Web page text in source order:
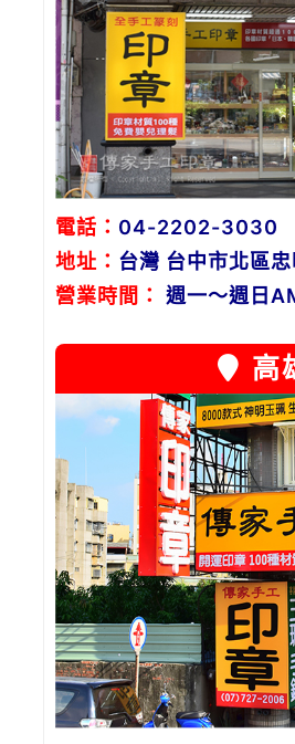
電話： 04-2202-3030
地址： 台灣 台中市北區
營業時間：
週一～週日
高